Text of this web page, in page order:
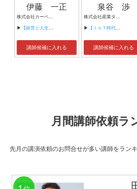
伊藤 一正
株式会社カーベル代表取締役社長 プロレスラーカーベル伊藤
▶ 【経営と人生がHappyになる3つのキーワード】
講師候補に入れる
泉谷 渉
株式会社産業タイムズ社 代表取締役会長 半導体産業新聞 特別編集委員
▶ 【ＩｏＴ時代にニッポンの製造業が一気に抜け出す！！ ～世界トップシェアのセンサーとロボットで戦え！】
講師候補に入れる
月間講師依頼ラ
先月の講演依頼のお問合せが多い講師をラン